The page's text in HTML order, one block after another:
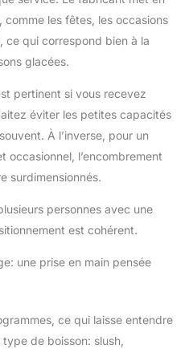
clair,
inférieur à 45
et design moderne
Fonction
d'autonettoyage et
réservoir d'eau
amovible et facile à
(400 ml) avec
condensation.
: pour créer
milkshakes et des
fort pour chaque
bar à la maison
les fêtes, les occasions
ce qui correspond bien à la
glacées.
pertinent si vous recevez
éviter les petites capacités
À l’inverse, pour un
occasionnel, l’encombrement
surdimensionnés.
personnes avec une
est cohérent.
une prise en main pensée
ce qui laisse entendre
de boisson: slush,